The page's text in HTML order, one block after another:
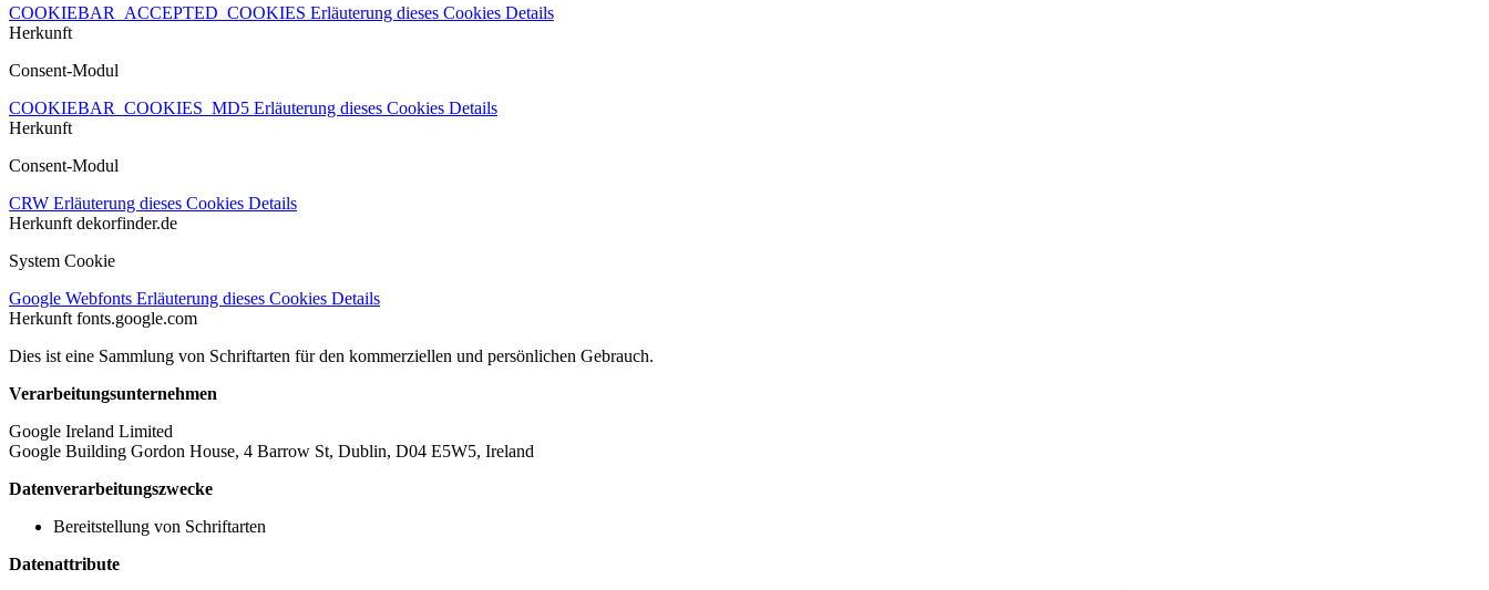
COOKIEBAR_ACCEPTED_COOKIES Erläuterung dieses Cookies Details
Herkunft
Consent-Modul
COOKIEBAR_COOKIES_MD5 Erläuterung dieses Cookies Details
Herkunft
Consent-Modul
CRW Erläuterung dieses Cookies Details
Herkunft dekorfinder.de
System Cookie
Google Webfonts Erläuterung dieses Cookies Details
Herkunft fonts.google.com
Dies ist eine Sammlung von Schriftarten für den kommerziellen und persönlichen Gebrauch.
Verarbeitungsunternehmen
Google Ireland Limited
Google Building Gordon House, 4 Barrow St, Dublin, D04 E5W5, Ireland
Datenverarbeitungszwecke
Bereitstellung von Schriftarten
Datenattribute